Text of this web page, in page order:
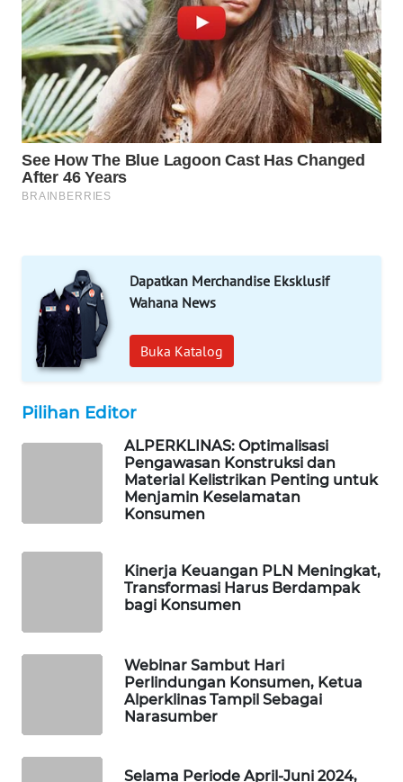
Dapatkan Merchandise Eksklusif
Wahana News
Buka Katalog
Pilihan Editor
ALPERKLINAS: Optimalisasi
Pengawasan Konstruksi dan
Material Kelistrikan Penting untuk
Menjamin Keselamatan
Konsumen
Kinerja Keuangan PLN Meningkat,
Transformasi Harus Berdampak
bagi Konsumen
Webinar Sambut Hari
Perlindungan Konsumen, Ketua
Alperklinas Tampil Sebagai
Narasumber
Selama Periode April-Juni 2024,
PLN
WATCH
MKLI
LPKKI
LKKI
PORTAL
KONSUMEN
FORWAMKI
ALPERKLINAS
SIDIKALANG
NEWS